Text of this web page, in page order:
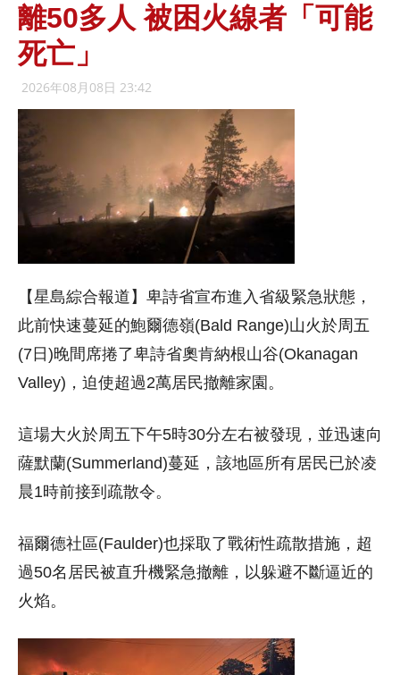
離50多人 被困火線者「可能
死亡」
2026年08月08日 23:42
【星島綜合報道】卑詩省宣布進入省級緊急狀態，
此前快速蔓延的鮑爾德嶺(Bald Range)山火於周五
(7日)晚間席捲了卑詩省奧肯納根山谷(Okanagan
Valley)，迫使超過2萬居民撤離家園。
這場大火於周五下午5時30分左右被發現，並迅速向
薩默蘭(Summerland)蔓延，該地區所有居民已於凌
晨1時前接到疏散令。
福爾德社區(Faulder)也採取了戰術性疏散措施，超
過50名居民被直升機緊急撤離，以躲避不斷逼近的
火焰。